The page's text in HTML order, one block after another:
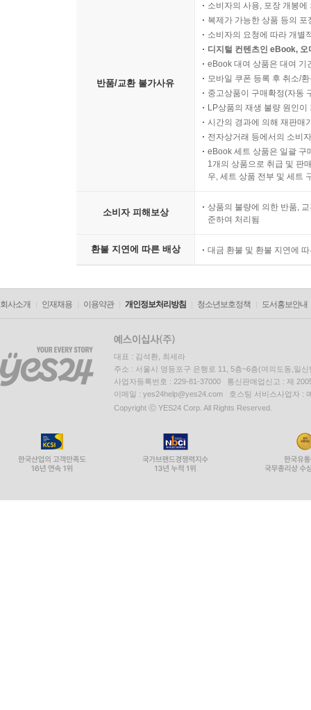
반품/교환 불가사유
소비자의 사용, 포장 개봉
복제가 가능한 상품 등의
소비자의 요청에 따라 개별
디지털 컨텐츠인 eBook,
eBook 대여 상품은 대여 기
모바일 쿠폰 등록 후 취소/
중고상품이 구매확정(자동
LP상품의 재생 불량 원인
시간의 경과에 의해 재판매
전자상거래 등에서의 소비
eBook 세트 상품은 일괄 구
1개의 상품으로 취급 및 판
우, 세트 상품 전부 및 세트
소비자 피해보상
상품의 불량에 의한 반품,
준하여 처리됨
환불 지연에 따른 배상 대금 환불 및 환불 지연에
회사소개 인재채용 이용약관 개인정보처리방침 청소년보호정책 도서홍보안내
대표 : 김석환, 최세라
주소 : 서울시 영등포구 은행로 11, 5층~6층(여의도동,일신
사업자등록번호 : 229-81-37000 통신판매업신고 : 제
이메일 : yes24help@yes24.com 호스팅 서비스사업자 :
Copyright ⓒ YES24 Corp. All Rights Reserved.